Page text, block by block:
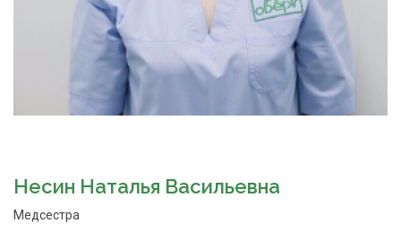
Несин Наталья Васильевна
Медсестра